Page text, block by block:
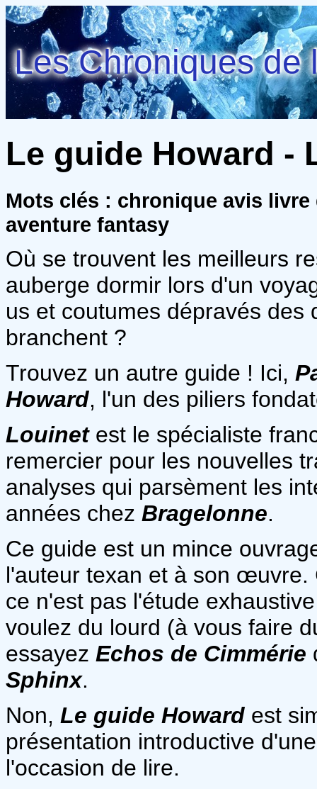
Les Chroniques de
Le guide Howard -
Mots clés : chronique avis
aventure fantasy
Où se trouvent les meilleurs
auberge dormir lors d'un
us et coutumes dépravés des
branchent ?
Trouvez un autre guide ! Ici,
Howard, l'un des piliers
Louinet est le spécialiste
remercier pour les nouvelles
analyses qui parsèment les
années chez Bragelonne.
Ce guide est un mince
l'auteur texan et à son œuvre.
ce n'est pas l'étude
voulez du lourd (à vous faire
essayez Echos de Cimmérie
Sphinx.
Non, Le guide Howard est
présentation introductive
l'occasion de lire.